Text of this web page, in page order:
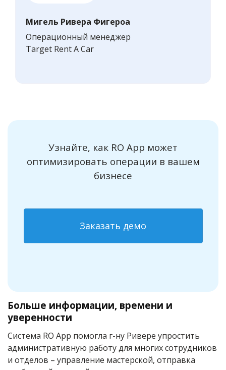
Мигель Ривера Фигероа
Операционный менеджер
Target Rent A Car
Узнайте, как RO App может
оптимизировать операции в вашем
бизнесе
Заказать демо
Больше информации, времени и
уверенности
Система RO App помогла г-ну Ривере упростить
административную работу для многих сотрудников
и отделов – управление мастерской, отправка